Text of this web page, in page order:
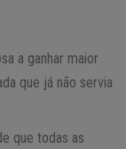
a ganhar maior
que já não servia
que todas as